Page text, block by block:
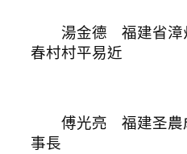
湯金德 福建省漳
春村村平易近
傅光亮 福建圣農
事長